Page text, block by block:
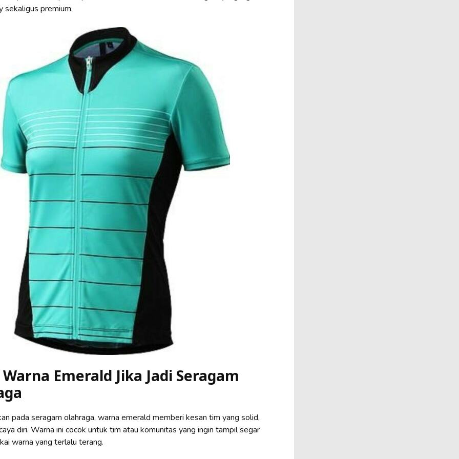
sekaligus premium.
Warna Emerald Jika Jadi Seragam
pada seragam olahraga, warna emerald memberi kesan tim yang solid,
diri. Warna ini cocok untuk tim atau komunitas yang ingin tampil segar
warna yang terlalu terang.